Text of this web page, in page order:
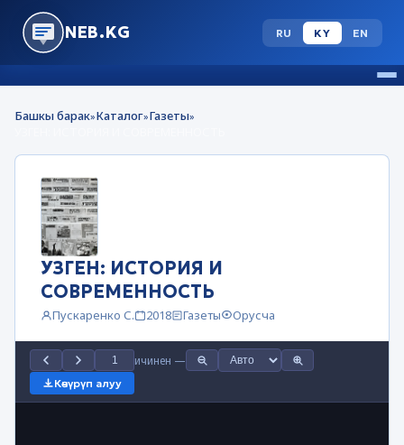
NEB.KG RU KY EN
Башкы барак»Каталог»Газеты»
УЗГЕН: ИСТОРИЯ И
СОВРЕМЕННОСТЬ
Пускаренко С. 2018 Газеты Орусча
ичинен —
Көчүрүп алуу